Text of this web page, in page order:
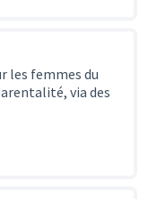
les femmes du
via des